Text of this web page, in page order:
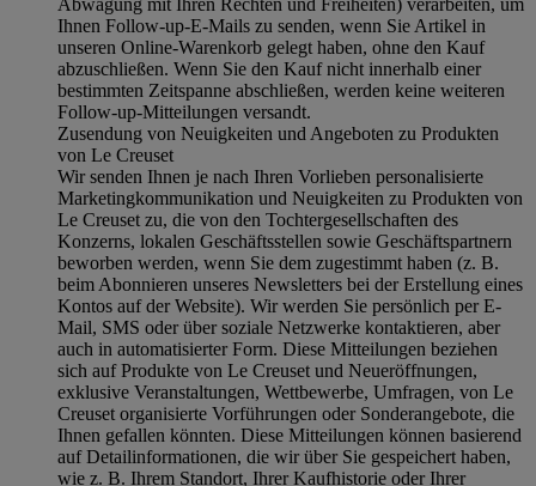
Ihnen Follow-up-E-Mails zu senden, wenn Sie Artikel in
unseren Online-Warenkorb gelegt haben, ohne den Kauf
abzuschließen. Wenn Sie den Kauf nicht innerhalb einer
bestimmten Zeitspanne abschließen, werden keine weiteren
Follow-up-Mitteilungen versandt.
Zusendung von Neuigkeiten und Angeboten zu Produkten
von Le Creuset
Wir senden Ihnen je nach Ihren Vorlieben personalisierte
Marketingkommunikation und Neuigkeiten zu Produkten von
Le Creuset zu, die von den Tochtergesellschaften des
Konzerns, lokalen Geschäftsstellen sowie Geschäftspartnern
beworben werden, wenn Sie dem zugestimmt haben (z. B.
beim Abonnieren unseres Newsletters bei der Erstellung eines
Kontos auf der Website). Wir werden Sie persönlich per E-
Mail, SMS oder über soziale Netzwerke kontaktieren, aber
auch in automatisierter Form. Diese Mitteilungen beziehen
sich auf Produkte von Le Creuset und Neueröffnungen,
exklusive Veranstaltungen, Wettbewerbe, Umfragen, von Le
Creuset organisierte Vorführungen oder Sonderangebote, die
Ihnen gefallen könnten. Diese Mitteilungen können basierend
auf Detailinformationen, die wir über Sie gespeichert haben,
wie z. B. Ihrem Standort, Ihrer Kaufhistorie oder Ihrer